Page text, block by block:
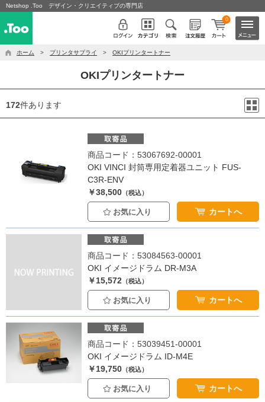
Netshop .Too デザイン・クリエイティブの専門店
0
ホーム > プリンタサプライ > OKIプリンタートナー
OKIプリンタートナー
172件あります
商品コード：53067692-00001
OKI VINCI 封筒専用定着器ユニット FUS-
C3R-ENV
￥38,500 （税込）
お気に入り カートへ
商品コード：53084563-00001
OKI イメージドラム DR-M3A
￥15,572 （税込）
お気に入り カートへ
商品コード：53039451-00001
OKI イメージドラム ID-M4E
￥19,750 （税込）
お気に入り カートへ